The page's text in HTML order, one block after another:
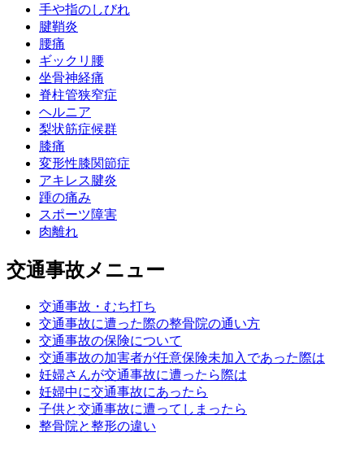
手や指のしびれ
腱鞘炎
腰痛
ギックリ腰
坐骨神経痛
脊柱管狭窄症
ヘルニア
梨状筋症候群
膝痛
変形性膝関節症
アキレス腱炎
踵の痛み
スポーツ障害
肉離れ
交通事故メニュー
交通事故・むち打ち
交通事故に遭った際の整骨院の通い方
交通事故の保険について
交通事故の加害者が任意保険未加入であった際は
妊婦さんが交通事故に遭ったら際は
妊婦中に交通事故にあったら
子供と交通事故に遭ってしまったら
整骨院と整形の違い